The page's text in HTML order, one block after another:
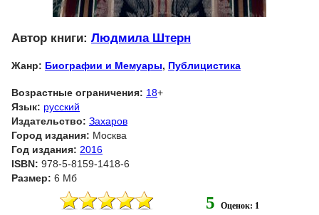
Автор книги: Людмила Штерн
Жанр: Биографии и Мемуары, Публицистика
Возрастные ограничения: 18+
Язык: русский
Издательство: Захаров
Город издания: Москва
Год издания: 2016
ISBN: 978-5-8159-1418-6
Размер: 6 Мб
5 Оценок: 1